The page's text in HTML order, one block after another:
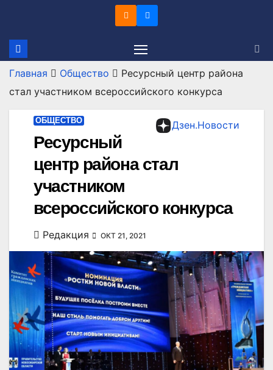
содержимому
Главная Общество
Ресурсный центр района
стал участником всероссийского конкурса
Дзен.Новости
ОБЩЕСТВО
Ресурсный
центр района стал
участником
всероссийского конкурса
Редакция ОКТ 21, 2021